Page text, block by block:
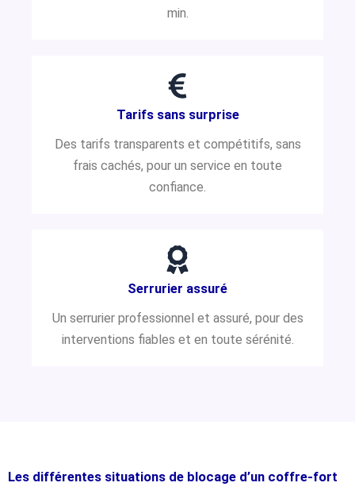
min.
Tarifs sans surprise
Des tarifs transparents et compétitifs, sans
frais cachés, pour un service en toute
confiance.
Serrurier assuré
Un serrurier professionnel et assuré, pour des
interventions fiables et en toute sérénité.
Les différentes situations de blocage d’un coffre-fort